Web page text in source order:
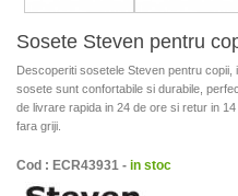
Sosete Steven pentru
Descoperiti sosetele Steven pentru
sosete sunt confortabile si durabile,
de livrare rapida in 24 de ore si retur in
fara griji.
Cod : ECR43931 - in stoc